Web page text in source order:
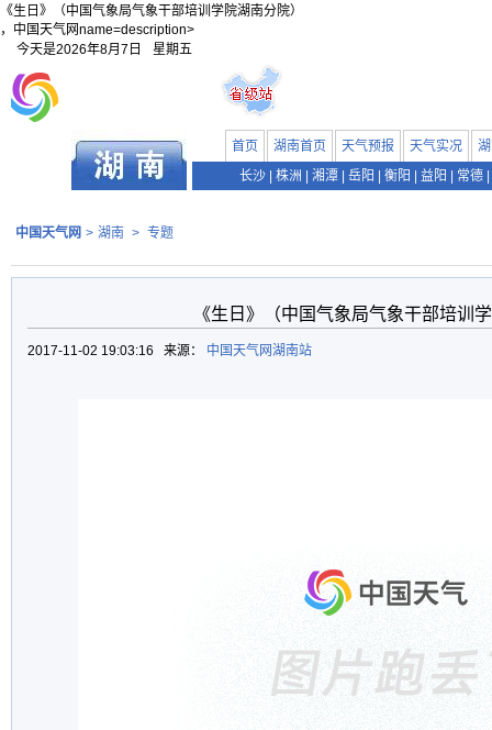
《生日》（中国气象局气象干部培训学院湖南分院）
，中国天气网name=description>
今天是2026年8月7日 星期五
首页 湖南首页 天气预报 天气实况
长沙
株洲 湘潭 岳阳 衡阳 益阳 常德
中国天气网 > 湖南 > 专题
《生日》（中国气象局气象干部培训
2017-11-02 19:03:16 来源： 中国天气网湖南站